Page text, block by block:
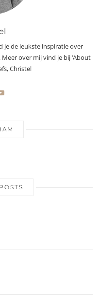
je de leukste inspiratie over
over mij vind je bij ‘About
Christel